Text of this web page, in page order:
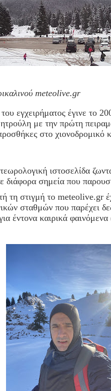
meteolive.gr
εγχειρήματος έγινε το
με την πρώτη
στο χιονοδρομικό
ιστοσελίδα
σημεία που
τη στιγμή το meteolive.gr
σταθμών που παρέχει
έντονα καιρικά